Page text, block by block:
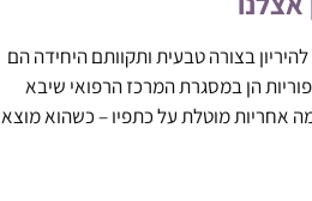
בצורה טבעית ותקוותם היחידה הם
הן במסגרת המרכז הרפואי שיבא
אחריות מוטלת על כתפיו – כשהוא מוצא